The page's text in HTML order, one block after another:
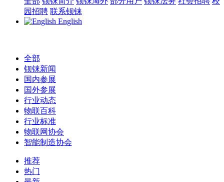
园招聘 联系钡铼
English
全部
钡铼新闻
国内参展
国外参展
行业动态
物联百科
行业标准
物联网协会
智能制造协会
推荐
热门